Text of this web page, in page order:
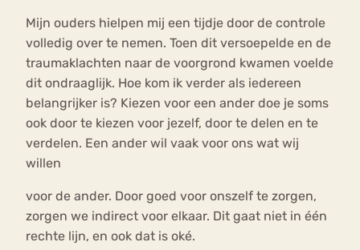
Mijn ouders hielpen mij een tijdje door de controle
volledig over te nemen. Toen dit versoepelde en de
traumaklachten naar de voorgrond kwamen voelde
dit ondraaglijk. Hoe kom ik verder als iedereen
belangrijker is? Kiezen voor een ander doe je soms
ook door te kiezen voor jezelf, door te delen en te
verdelen. Een ander wil vaak voor ons wat wij
willen
voor de ander. Door goed voor onszelf te zorgen,
zorgen we indirect voor elkaar. Dit gaat niet in één
rechte lijn, en ook dat is oké.